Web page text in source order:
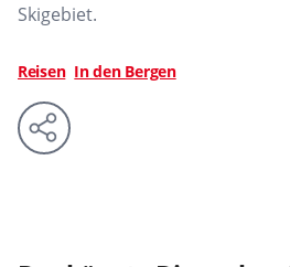
Skigebiet.
Reisen In den Bergen